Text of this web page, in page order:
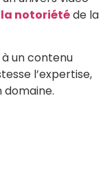
notoriétéde la
un contenu
l’expertise,
domaine.